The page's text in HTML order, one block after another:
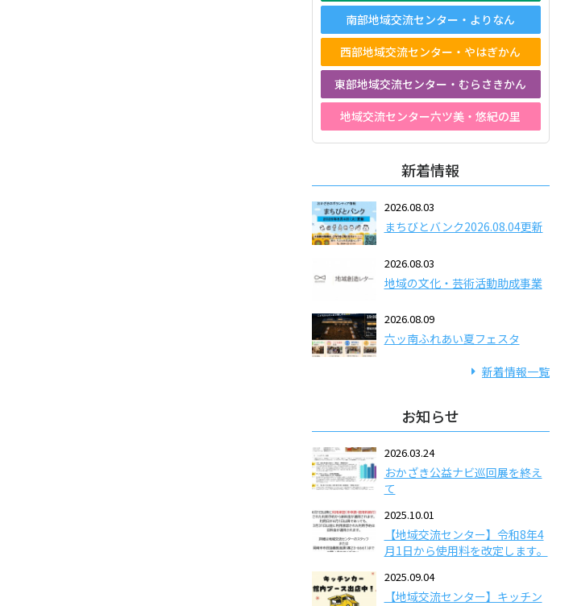
南部地域交流センター・よりなん
西部地域交流センター・やはぎかん
東部地域交流センター・むらさきかん
地域交流センター六ツ美・悠紀の里
新着情報
2026.08.03
まちびとバンク2026.08.04更新
2026.08.03
地域の文化・芸術活動助成事業
2026.08.09
六ッ南ふれあい夏フェスタ
新着情報一覧
お知らせ
2026.03.24
おかざき公益ナビ巡回展を終え
て
2025.10.01
【地域交流センター】令和8年4
月1日から使用料を改定します。
2025.09.04
【地域交流センター】キッチン